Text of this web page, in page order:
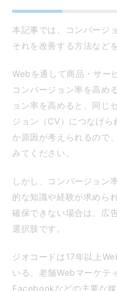
本記事では、コンバージ
それを改善する方法など
Webを通して商品・サー
コンバージョン率を高め
ョン率を高めると、同じ
ジョン（CV）につなげ
か原因が考えられるので
みてください。
しかし、コンバージョン
的な知識や経験が求めら
確保できない場合は、広
選択肢です。
ジオコードは17年以上
いる、老舗Webマーケテ
Facebookなどの主要な